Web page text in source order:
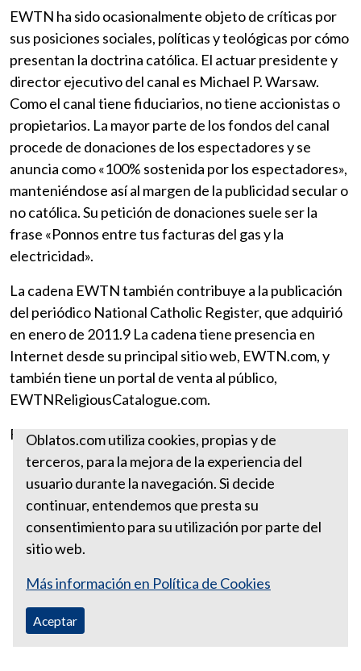
EWTN ha sido ocasionalmente objeto de críticas por
sus posiciones sociales, políticas y teológicas por cómo
presentan la doctrina católica. El actuar presidente y
director ejecutivo del canal es Michael P. Warsaw.
Como el canal tiene fiduciarios, no tiene accionistas o
propietarios. La mayor parte de los fondos del canal
procede de donaciones de los espectadores y se
anuncia como «100% sostenida por los espectadores»,
manteniéndose así al margen de la publicidad secular o
no católica. Su petición de donaciones suele ser la
frase «Ponnos entre tus facturas del gas y la
electricidad».
La cadena EWTN también contribuye a la publicación
del periódico National Catholic Register, que adquirió
en enero de 2011.9​ La cadena tiene presencia en
Internet desde su principal sitio web, EWTN.com, y
también tiene un portal de venta al público,
EWTNReligiousCatalogue.com.
Fuente:https://es.wikipedia.org
Santa Sede
EWTN
Oblatos.com utiliza cookies, propias y de
terceros, para la mejora de la experiencia del
usuario durante la navegación. Si decide
continuar, entendemos que presta su
consentimiento para su utilización por parte del
sitio web.
Más información en Política de Cookies
Aceptar